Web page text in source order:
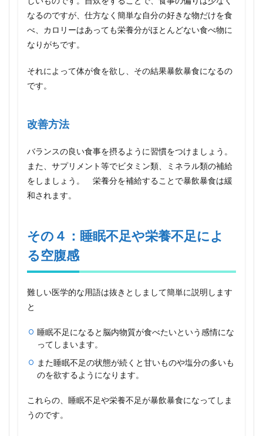
なるのですが、仕方なく簡単な自分の好きな物だけを食
べ、カロリーはあっても栄養分がほとんどない食べ物に
なりがちです。
それによって体が食を欲し、その結果暴飲暴食になるの
です。
改善方法
バランスの良い食事を摂るように習慣をつけましょう。
また、サプリメント等でビタミン類、ミネラル類の補給
をしましょう。 栄養分を補給することで暴飲暴食は緩
和されます。
その４：睡眠不足や栄養不足によ
る空腹感
難しい医学的な用語は抜きとしまして簡単に説明します
と
睡眠不足になると脳内物質が食べたいという感情にな
ってしまいます。
また睡眠不足の状態が続くと甘いものや塩分の多いも
のを欲するようになります。
これらの、睡眠不足や栄養不足が暴飲暴食になってしま
うのです。